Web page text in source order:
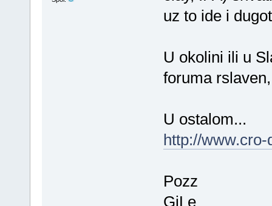
uz to ide i
U okolini ili u
foruma
U ostalom...
http://
Pozz
GiLe